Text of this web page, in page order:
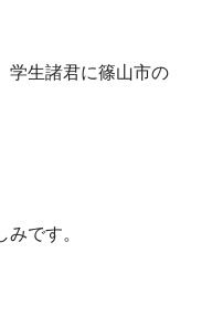
学生諸君に篠山市の
です。